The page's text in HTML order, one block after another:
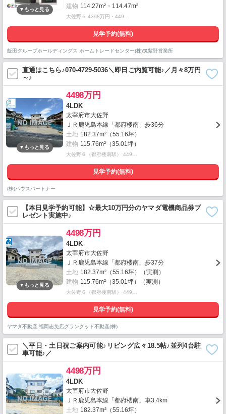
建物 114.27m²・114.47m²
大佐野５ 4398万円・449…
見学予約(無料)
飯田グループホールディングス ホームトレードセンター(株)筑紫野営業所
直通はこちら♪070-4729-5036＼即日ご内覧可能♪／月々8万円
～♪
4498万円
4LDK
太宰府市大佐野
ＪＲ鹿児島本線「都府楼南」歩36分
土地 182.37m²（55.16坪）
建物 115.76m²（35.01坪）
大佐野６（都府楼南駅） 449…
見学予約(無料)
(株)ハウスパートナー
【本日見学予約可能】☆最大10万円分のヤマダ電機商品券プ
レゼント実施中♪
4498万円
4LDK
太宰府市大佐野
ＪＲ鹿児島本線「都府楼南」歩37分
土地 182.37m²（55.16坪）（実測）
建物 115.76m²（35.01坪）（実測）
大佐野６（都府楼南駅） 449…
見学予約(無料)
ヤマダ不動産 福岡志免店グラングッド不動産(株)
＼平日・土日祝ご案内可能♪リビング広々18.5帖♪並列4台駐
車可能♪／
4498万円
4LDK
太宰府市大佐野
ＪＲ鹿児島本線「都府楼南」車3.4km
土地 182.37m²（55.16坪）